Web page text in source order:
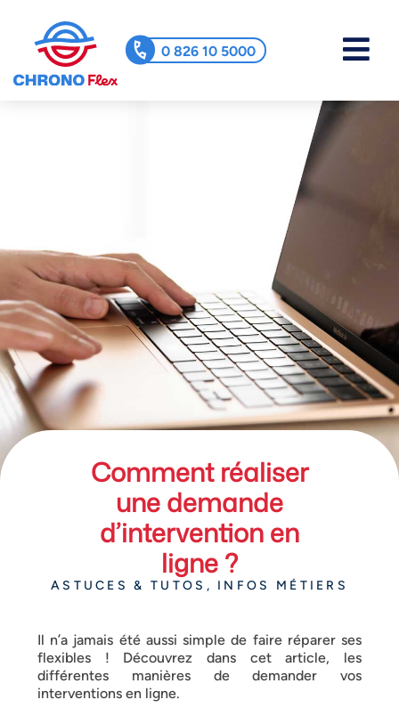
0 826 10 5000
Comment réaliser
une demande
d’intervention en
ligne ?
ASTUCES & TUTOS , INFOS MÉTIERS
Il n’a jamais été aussi simple de faire réparer ses
flexibles ! Découvrez dans cet article, les
différentes manières de demander vos
interventions en ligne.